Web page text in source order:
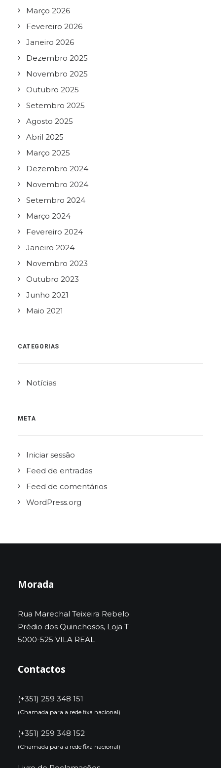
Março 2026
Fevereiro 2026
Janeiro 2026
Dezembro 2025
Novembro 2025
Outubro 2025
Setembro 2025
Agosto 2025
Abril 2025
Março 2025
Dezembro 2024
Novembro 2024
Setembro 2024
Março 2024
Fevereiro 2024
Janeiro 2024
Novembro 2023
Outubro 2023
Junho 2021
Maio 2021
CATEGORIAS
Notícias
META
Iniciar sessão
Feed de entradas
Feed de comentários
WordPress.org
Morada
Rua Marechal Teixeira Rebelo
Prédio dos Quinchosos, Loja T
5000-525 VILA REAL
Contactos
(+351) 259 348 151
(Chamada para a rede fixa nacional)
(+351) 259 348 152
(Chamada para a rede fixa nacional)